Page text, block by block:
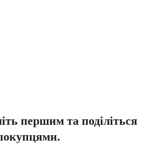
першим та поділіться